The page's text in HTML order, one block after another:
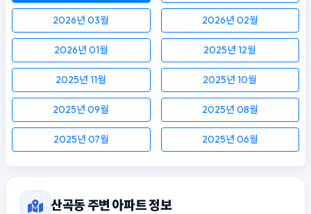
2026년 03월 2026년 02월
2026년 01월 2025년 12월
2025년 11월 2025년 10월
2025년 09월 2025년 08월
2025년 07월 2025년 06월
산곡동 주변 아파트 정보